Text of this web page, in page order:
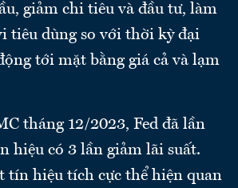
giảm chi tiêu và đầu tư, làm
tiêu dùng so với thời kỳ đại
tới mặt bằng giá cả và lạm
tháng 12/2023, Fed đã lần
hiệu có 3 lần giảm lãi suất.
tín hiệu tích cực thể hiện quan